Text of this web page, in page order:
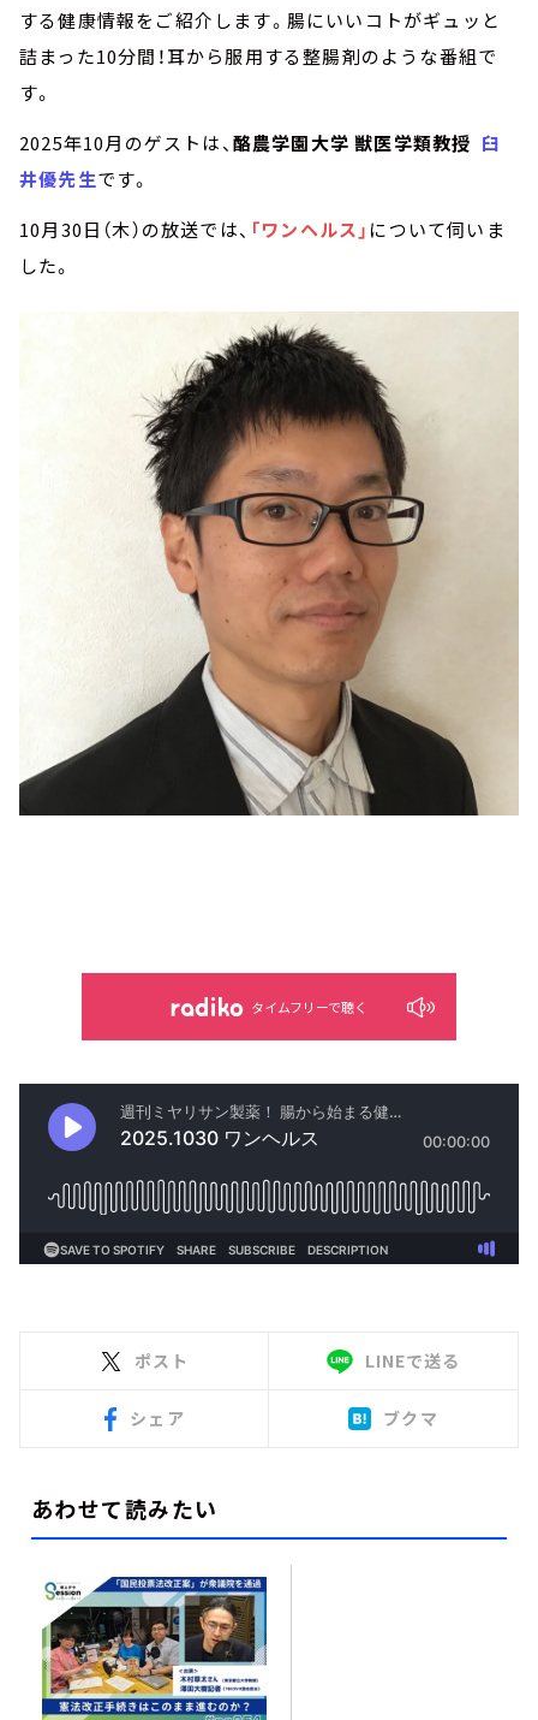
する健康情報をご紹介します。腸にいいコトがギュッと
詰まった10分間！耳から服用する整腸剤のような番組で
す。
2025年10月のゲストは、酪農学園大学 獣医学類教授 臼
井優先生です。
10月30日（木）の放送では、 「ワンヘルス」 について伺いま
した。
タイムフリーで聴く
ポスト LINEで送る
シェア ブクマ
あわせて読みたい